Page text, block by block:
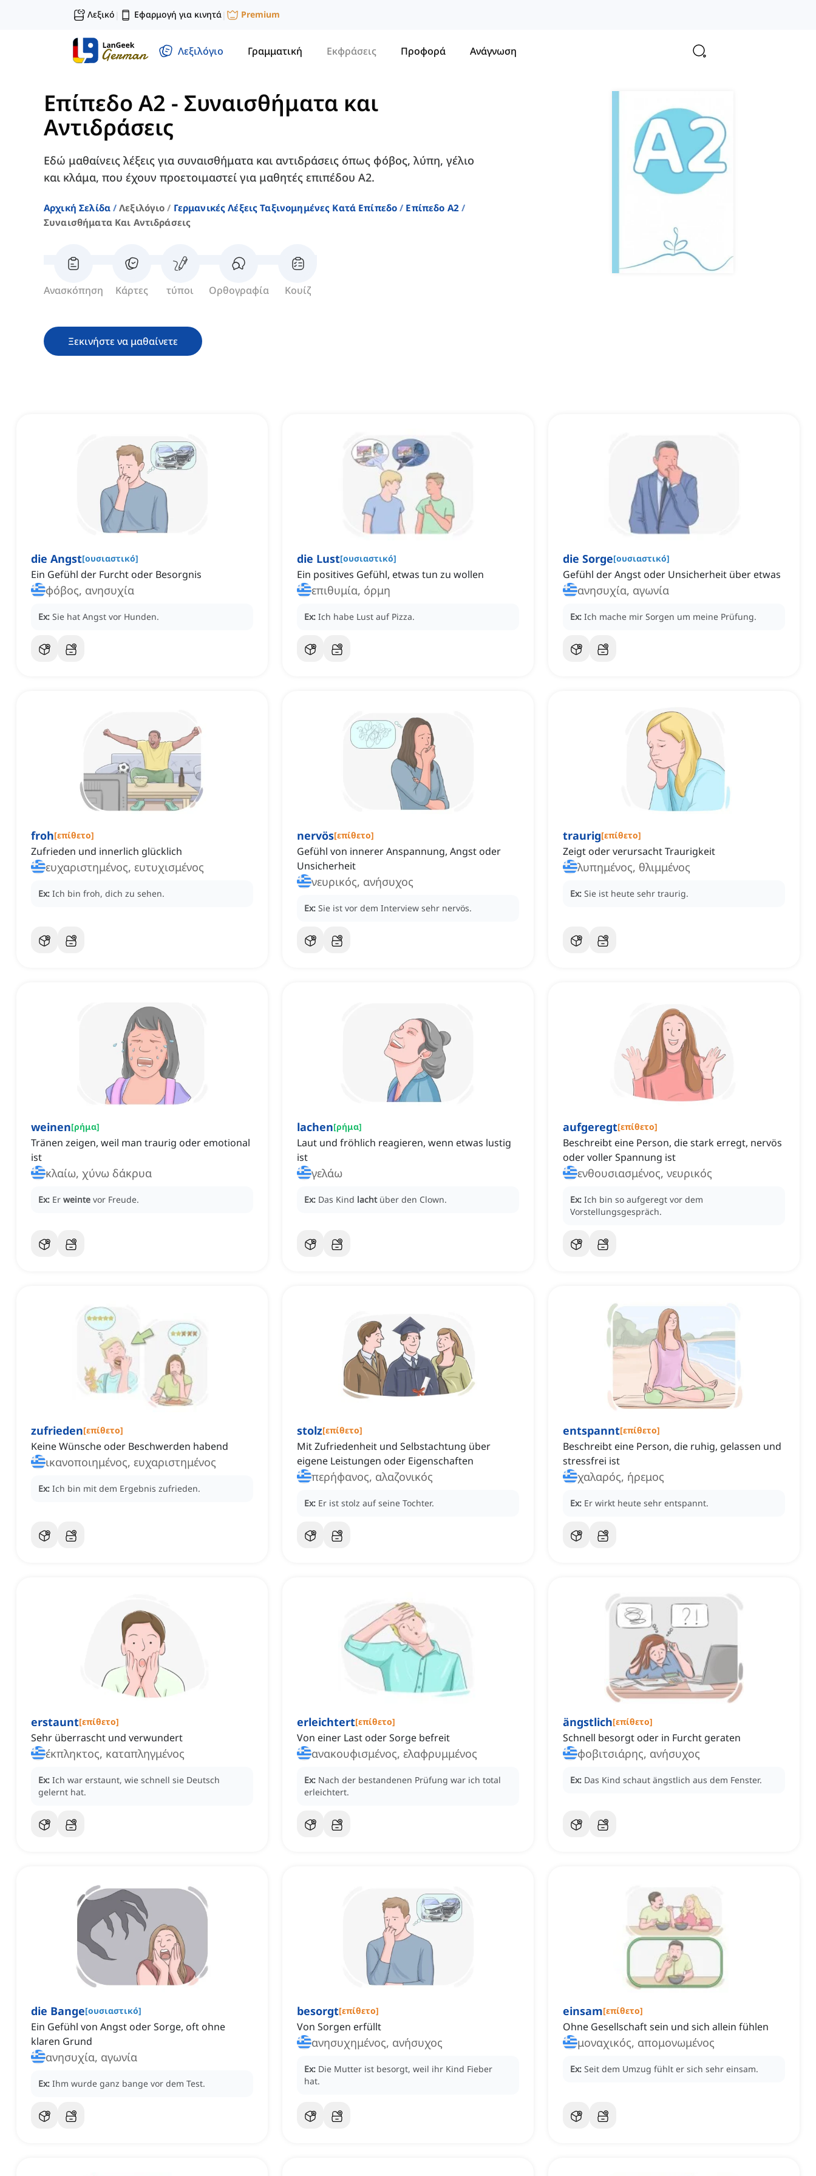
Λεξικό | Εφαρμογή για κινητά| Premium
Λεξιλόγιο Γραμματική Εκφράσεις Προφορά Ανάγνωση
Επίπεδο A2 - Συναισθήματα και
Αντιδράσεις
Εδώ μαθαίνεις λέξεις για συναισθήματα και αντιδράσεις όπως φόβος, λύπη, γέλιο
και κλάμα, που έχουν προετοιμαστεί για μαθητές επιπέδου A2.
Αρχική Σελίδα Λεξιλόγιο Γερμανικές Λέξεις Ταξινομημένες Κατά Επίπεδο
Επίπεδο A2
Συναισθήματα Και Αντιδράσεις
Ανασκόπηση Κάρτες τύποι Ορθογραφία Κουίζ
Ξεκινήστε να μαθαίνετε
die Angst[ουσιαστικό]
Ein Gefühl der Furcht oder Besorgnis
φόβος, ανησυχία
Ex: Sie hat Angst vor Hunden.
die Lust[ουσιαστικό]
Ein positives Gefühl, etwas tun zu wollen
επιθυμία, όρμη
Ex: Ich habe Lust auf Pizza.
die Sorge[ουσιαστικό]
Gefühl der Angst oder Unsicherheit über etwas
ανησυχία, αγωνία
Ex: Ich mache mir Sorgen um meine Prüfung.
froh[επίθετο]
Zufrieden und innerlich glücklich
ευχαριστημένος, ευτυχισμένος
Ex: Ich bin froh, dich zu sehen.
nervös[επίθετο]
Gefühl von innerer Anspannung, Angst oder
Unsicherheit
νευρικός, ανήσυχος
Ex: Sie ist vor dem Interview sehr nervös.
traurig[επίθετο]
Zeigt oder verursacht Traurigkeit
λυπημένος, θλιμμένος
Ex: Sie ist heute sehr traurig.
weinen[ρήμα]
Tränen zeigen, weil man traurig oder emotional
ist
κλαίω, χύνω δάκρυα
Ex: Er weinte vor Freude.
lachen[ρήμα]
Laut und fröhlich reagieren, wenn etwas lustig
ist
γελάω
Ex: Das Kind lacht über den Clown.
aufgeregt[επίθετο]
Beschreibt eine Person, die stark erregt, nervös
oder voller Spannung ist
ενθουσιασμένος, νευρικός
Ex: Ich bin so aufgeregt vor dem
Vorstellungsgespräch.
zufrieden[επίθετο]
Keine Wünsche oder Beschwerden habend
ικανοποιημένος, ευχαριστημένος
Ex: Ich bin mit dem Ergebnis zufrieden.
stolz[επίθετο]
Mit Zufriedenheit und Selbstachtung über
eigene Leistungen oder Eigenschaften
περήφανος, αλαζονικός
Ex: Er ist stolz auf seine Tochter.
entspannt[επίθετο]
Beschreibt eine Person, die ruhig, gelassen und
stressfrei ist
χαλαρός, ήρεμος
Ex: Er wirkt heute sehr entspannt.
erstaunt[επίθετο]
Sehr überrascht und verwundert
έκπληκτος, καταπληγμένος
Ex: Ich war erstaunt, wie schnell sie Deutsch
gelernt hat.
erleichtert[επίθετο]
Von einer Last oder Sorge befreit
ανακουφισμένος, ελαφρυμμένος
Ex: Nach der bestandenen Prüfung war ich total
erleichtert.
ängstlich[επίθετο]
Schnell besorgt oder in Furcht geraten
φοβιτσιάρης, ανήσυχος
Ex: Das Kind schaut ängstlich aus dem Fenster.
die Bange[ουσιαστικό]
Ein Gefühl von Angst oder Sorge, oft ohne
klaren Grund
ανησυχία, αγωνία
Ex: Ihm wurde ganz bange vor dem Test.
besorgt[επίθετο]
Von Sorgen erfüllt
ανησυχημένος, ανήσυχος
Ex: Die Mutter ist besorgt, weil ihr Kind Fieber
hat.
einsam[επίθετο]
Ohne Gesellschaft sein und sich allein fühlen
μοναχικός, απομονωμένος
Ex: Seit dem Umzug fühlt er sich sehr einsam.